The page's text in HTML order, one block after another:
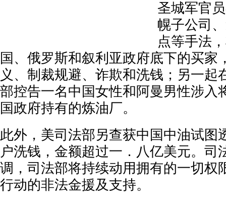
圣城军官
幌子公司
点等手法
国、俄罗斯和叙利亚政府底下的买家
义、制裁规避、诈欺和洗钱；另一起
部控告一名中国女性和阿曼男性涉入
国政府持有的炼油厂。
此外，美司法部另查获中国中油试图
户洗钱，金额超过一．八亿美元。司
调，司法部将持续动用拥有的一切权
行动的非法金援及支持。